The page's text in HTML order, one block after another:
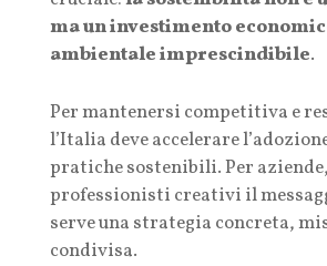
ma un investimento
ambientale imprescindibile.
Per mantenersi competitiva e
l’Italia deve accelerare
pratiche sostenibili. Per
professionisti creativi il
serve una strategia concreta,
condivisa.